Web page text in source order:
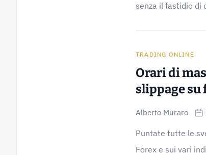
senza il fastidio di
TRADING ONLINE
Orari di
slippage su
Alberto Muraro
Puntate tutte le
Forex e sui vari